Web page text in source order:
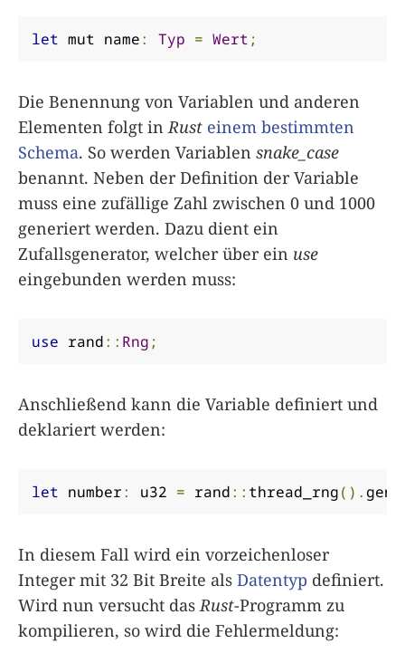
let mut name: Typ = Wert ;
Die Benennung von Variablen und anderen
Elementen folgt inRust einem bestimmten
Schema. So werden Variablen snake_case
benannt. Neben der Definition der Variable
muss eine zufällige Zahl zwischen 0 und 1000
generiert werden. Dazu dient ein
Zufallsgenerator, welcher über ein use
eingebunden werden muss:
use rand:: Rng ;
Anschließend kann die Variable definiert und
deklariert werden:
let number: u32 = rand:: thread_rng().
In diesem Fall wird ein vorzeichenloser
Integer mit 32 Bit Breite als Datentyp definiert.
Wird nun versucht dasRust-Programm zu
kompilieren, so wird die Fehlermeldung: